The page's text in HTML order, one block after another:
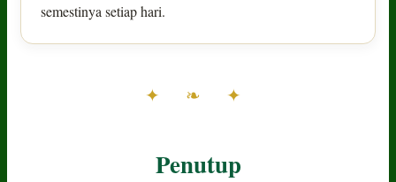
semestinya setiap hari.
✦ ❧ ✦
Penutup